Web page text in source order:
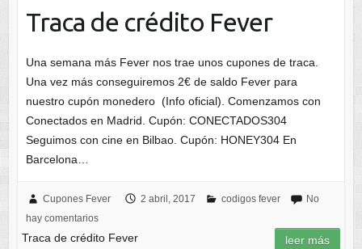
Traca de crédito Fever
Una semana más Fever nos trae unos cupones de traca.
Una vez más conseguiremos 2€ de saldo Fever para
nuestro cupón monedero (Info oficial). Comenzamos con
Conectados en Madrid. Cupón: CONECTADOS304
Seguimos con cine en Bilbao. Cupón: HONEY304 En
Barcelona…
Cupones Fever 2 abril, 2017 codigos fever
No
hay comentarios
Traca de crédito Fever leer más